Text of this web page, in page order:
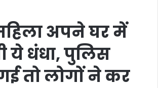
अपने घर में
ये धंधा, पुलिस
तो लोगों ने कर